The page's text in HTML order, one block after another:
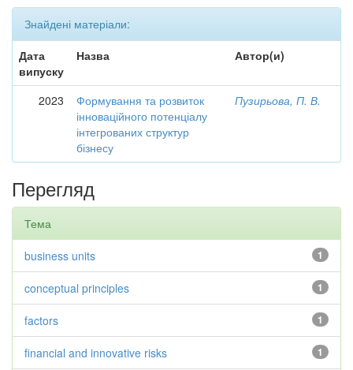
Знайдені матеріали:
Дата
випуску
Назва Автор(и)
2023
Формування та розвиток
інноваційного потенціалу
інтегрованих структур
бізнесу
Пузирьова, П. В.
Перегляд
Тема
1
business units
1
conceptual principles
1
factors
1
financial and innovative risks